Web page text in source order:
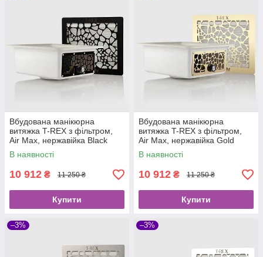
Вбудована манікюрна
витяжка T-REX з фільтром,
Air Max, нержавійка Black
В наявності
10 912 ₴ 11 250 ₴
Купити
Вбудована манікюрна
витяжка T-REX з фільтром,
Air Max, нержавійка Gold
В наявності
10 912 ₴ 11 250 ₴
Купити
–3% –3%